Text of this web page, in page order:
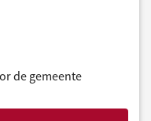
de gemeente